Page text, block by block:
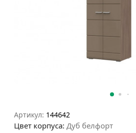
Артикул: 144642
Цвет корпуса: Дуб белфорт